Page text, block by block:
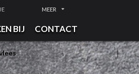
MEER
BIJ CONTACT